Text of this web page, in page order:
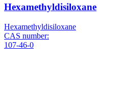
Hexamethyldisiloxane
Hexamethyldisiloxane
CAS number:
107-46-0